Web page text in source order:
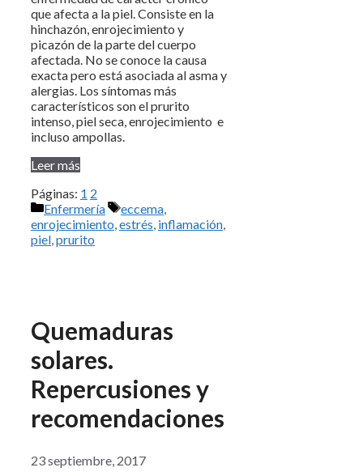
que afecta a la piel. Consiste en la
hinchazón, enrojecimiento y
picazón de la parte del cuerpo
afectada. No se conoce la causa
exacta pero está asociada al asma y
alergias. Los síntomas más
característicos son el prurito
intenso, piel seca, enrojecimiento e
incluso ampollas.
Leer más
Páginas: 1 2
Categorías
Enfermería Etiquetas
eccema,
enrojecimiento,estrés, inflamación,
piel,prurito
Quemaduras
solares.
Repercusiones y
recomendaciones
23 septiembre, 2017